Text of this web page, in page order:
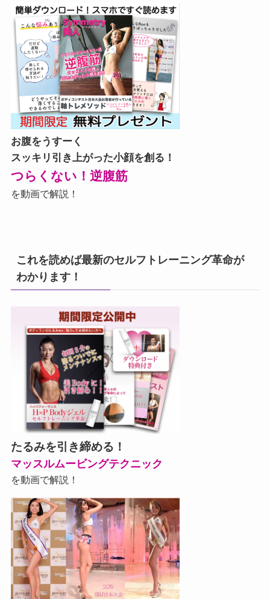
お腹をうすーく
スッキリ引き上がった小顔を創る！
つらくない！逆腹筋
を動画で解説！
これを読めば最新のセルフトレーニング革命が
わかります！
たるみを引き締める！
マッスルムービングテクニック
を動画で解説！